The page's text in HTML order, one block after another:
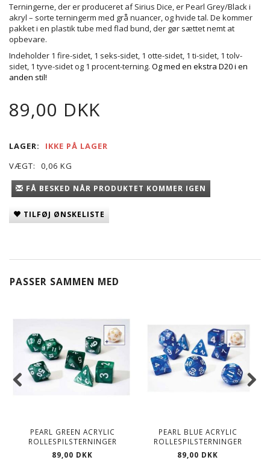
Terningerne, der er produceret af Sirius Dice, er Pearl Grey/Black i
akryl – sorte terningerm med grå nuancer, og hvide tal. De kommer
pakket i en plastik tube med flad bund, der gør sættet nemt at
opbevare.
Indeholder 1 fire-sidet, 1 seks-sidet, 1 otte-sidet, 1 ti-sidet, 1 tolv-
sidet, 1 tyve-sidet og 1 procent-terning. Og med en ekstra D20 i en
anden stil!
89,00 DKK
LAGER:
IKKE PÅ LAGER
VÆGT:
0,06 KG
FÅ BESKED NÅR PRODUKTET KOMMER IGEN
TILFØJ ØNSKELISTE
PASSER SAMMEN MED
PEARL GREEN ACRYLIC
ROLLESPILSTERNINGER
89,00 DKK
PEARL BLUE ACRYLIC
ROLLESPILSTERNINGER
89,00 DKK